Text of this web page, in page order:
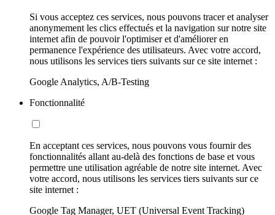
Si vous acceptez ces services, nous pouvons tracer et analyser
anonymement les clics effectués et la navigation sur notre site
internet afin de pouvoir l'optimiser et d'améliorer en
permanence l'expérience des utilisateurs. Avec votre accord,
nous utilisons les services tiers suivants sur ce site internet :
Google Analytics, A/B-Testing
Fonctionnalité
En acceptant ces services, nous pouvons vous fournir des
fonctionnalités allant au-delà des fonctions de base et vous
permettre une utilisation agréable de notre site internet. Avec
votre accord, nous utilisons les services tiers suivants sur ce
site internet :
Google Tag Manager, UET (Universal Event Tracking)